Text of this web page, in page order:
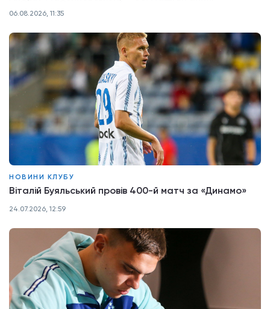
06.08.2026, 11:35
НОВИНИ КЛУБУ
Віталій Буяльський провів 400-й матч за «Динамо»
24.07.2026, 12:59